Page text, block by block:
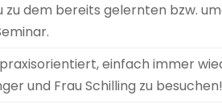
zu dem bereits gelernten bzw.
einfach immer
und Frau Schilling zu besuchen!